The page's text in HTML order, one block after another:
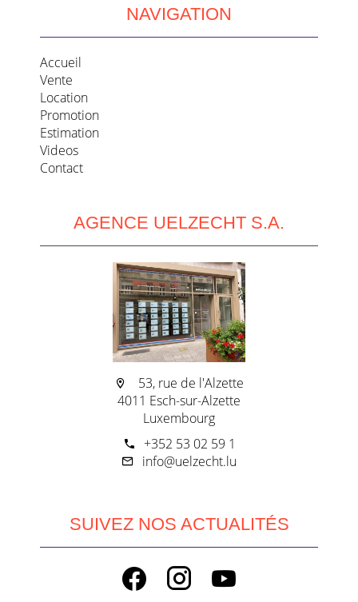
NAVIGATION
Accueil
Vente
Location
Promotion
Estimation
Videos
Contact
AGENCE UELZECHT S.A.
53, rue de l'Alzette
4011 Esch-sur-Alzette
Luxembourg
+352 53 02 59 1
info@uelzecht.lu
SUIVEZ NOS ACTUALITÉS